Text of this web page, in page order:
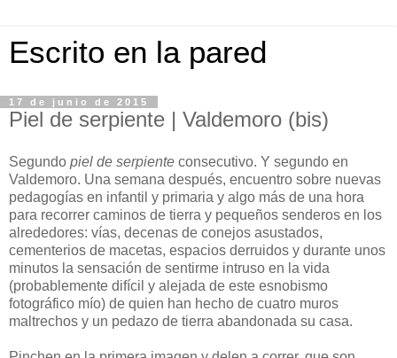
Escrito en la pared
17 de junio de 2015
Piel de serpiente | Valdemoro (bis)
Segundo piel de serpiente consecutivo. Y segundo en
Valdemoro. Una semana después, encuentro sobre nuevas
pedagogías en infantil y primaria y algo más de una hora
para recorrer caminos de tierra y pequeños senderos en los
alrededores: vías, decenas de conejos asustados,
cementerios de macetas, espacios derruidos y durante unos
minutos la sensación de sentirme intruso en la vida
(probablemente difícil y alejada de este esnobismo
fotográfico mío) de quien han hecho de cuatro muros
maltrechos y un pedazo de tierra abandonada su casa.